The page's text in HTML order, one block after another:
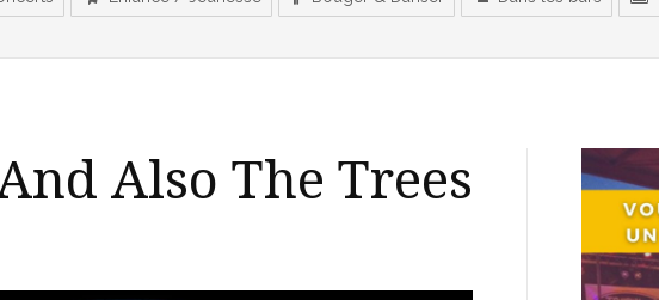
Also The Trees